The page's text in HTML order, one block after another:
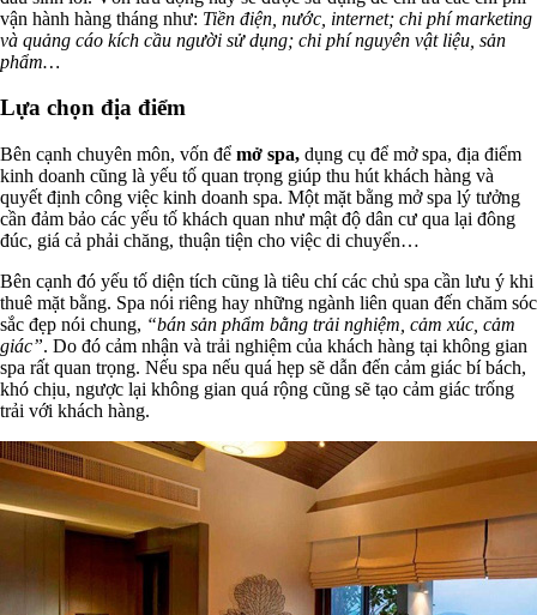
vận hành hàng tháng như: Tiền điện, nước, internet; chi phí marketing
và quảng cáo kích cầu người sử dụng; chi phí nguyên vật liệu, sản
phẩm…
Lựa chọn địa điểm
Bên cạnh chuyên môn, vốn để mở spa, dụng cụ để mở spa, địa điểm
kinh doanh cũng là yếu tố quan trọng giúp thu hút khách hàng và
quyết định công việc kinh doanh spa. Một mặt bằng mở spa lý tưởng
cần đảm bảo các yếu tố khách quan như mật độ dân cư qua lại đông
đúc, giá cả phải chăng, thuận tiện cho việc di chuyển…
Bên cạnh đó yếu tố diện tích cũng là tiêu chí các chủ spa cần lưu ý khi
thuê mặt bằng. Spa nói riêng hay những ngành liên quan đến chăm sóc
sắc đẹp nói chung, “bán sản phẩm bằng trải nghiệm, cảm xúc, cảm
giác”. Do đó cảm nhận và trải nghiệm của khách hàng tại không gian
spa rất quan trọng. Nếu spa nếu quá hẹp sẽ dẫn đến cảm giác bí bách,
khó chịu, ngược lại không gian quá rộng cũng sẽ tạo cảm giác trống
trải với khách hàng.